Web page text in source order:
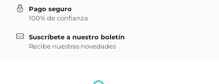
Pago seguro
100% de confianza
Suscríbete a nuestro boletín
Recibe nuestras novedades